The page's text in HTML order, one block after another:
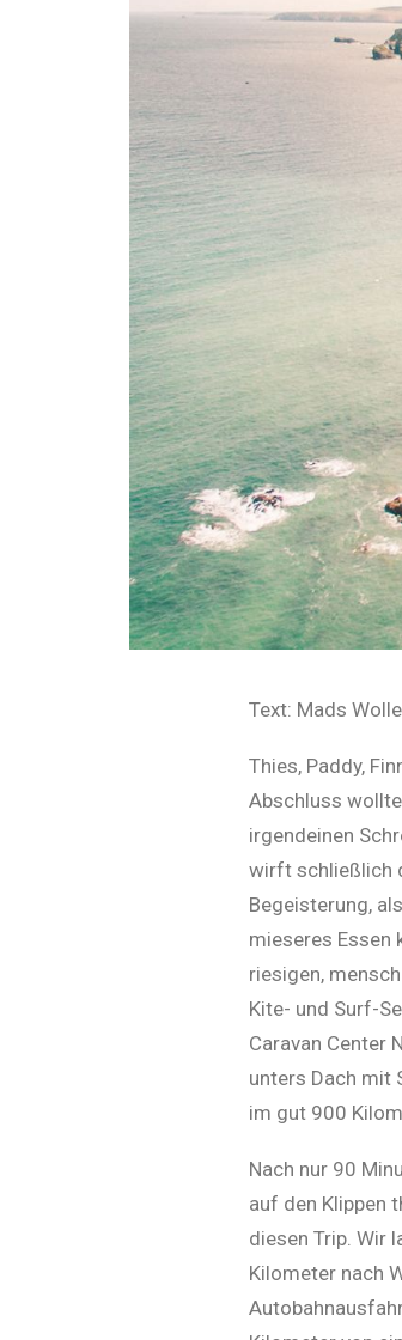
Text: Mads
Thies, Paddy,
Abschluss
irgendeinen
wirft schließlich
Begeisterung,
mieseres Essen
riesigen,
Kite- und Surf-
Caravan Center
unters Dach mit
im gut 900
Nach nur 90
auf den Klippen
diesen Trip. Wir
Kilometer nach